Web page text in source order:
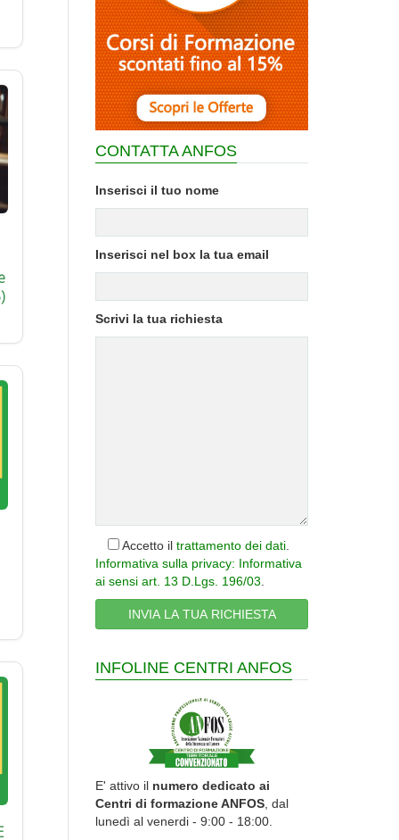
CONTATTA ANFOS
Inserisci il tuo nome
Inserisci nel box la tua email
Scrivi la tua richiesta
Accetto il trattamento dei dati
Informativa sulla privacy: Informativa
ai sensi art. 13 D.Lgs. 196/03
INFOLINE CENTRI ANFOS
E' attivo il numero dedicato ai
Centri di formazione ANFOS , dal
lunedì al venerdi - 9:00 - 18:00.